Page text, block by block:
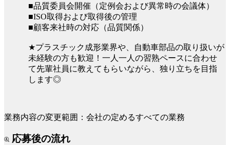
■品質委員会開催（定例会および異常時の会議体）
■ISO取得および取得後の管理
■顧客来社時の対応（品質関係）
★プラスチック成形業界や、自動車部品の取り扱いが
未経験の方も歓迎！一人一人の習熟ペースに合わせ
て先輩社員に教えてもらいながら、独り立ちを目指
します◎
業務内容の変更範囲：会社の定めるすべての業務
応募後の流れ